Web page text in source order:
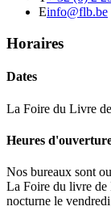
Einfo@flb.be
Horaires
Dates
La Foire du Livre
Heures
Nos bureaux sont
La Foire du livre de
nocturne le